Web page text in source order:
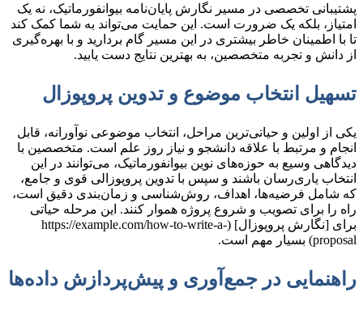
پشتیبانی تخصصی در مسیر نگارش پایان‌نامه بیوانفورماتیک، نه یک
امتیاز، بلکه یک ضرورت است. این حمایت می‌تواند به شما کمک کند
تا با اطمینان خاطر بیشتری در این مسیر گام بردارید و با بهره‌گیری
از دانش و تجربه متخصصین، به بهترین نتایج دست یابید.
تسهیل انتخاب موضوع و تدوین پروپوزال
یکی از اولین و حیاتی‌ترین مراحل، انتخاب موضوعی نوآورانه، قابل
انجام و مرتبط با علاقه دانشجو و نیاز روز علم است. متخصصین با
دیدگاهی وسیع به حوزه‌های نوین بیوانفورماتیک، می‌توانند در این
انتخاب یاری‌رسان باشند و سپس با تدوین پروپوزالی قوی و جامع،
که شامل فرضیه‌ها، اهداف، روش‌شناسی و زمان‌بندی دقیق است،
راه را برای تصویب و شروع پروژه هموار کنند. این مرحله حیاتی
برای [نگارش پروپوزال] (https://example.com/how-to-write-a-
proposal) بسیار مهم است.
راهنمایی در جمع‌آوری و پیش‌پردازش داده‌ها